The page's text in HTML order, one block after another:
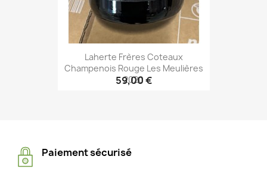
Laherte Frères Coteaux
Champenois Rouge Les Meulières
2020
59,00 €
Paiement sécurisé